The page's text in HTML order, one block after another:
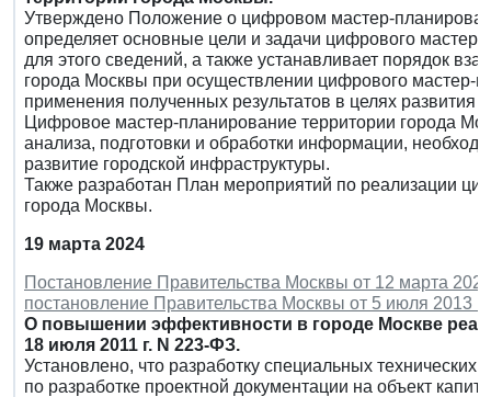
Утверждено Положение о цифровом мастер-
определяет основные цели и задачи цифрового
для этого сведений, а также устанавливает порядок
города Москвы при осуществлении цифрового мастер-
применения полученных результатов в целях развития
Цифровое мастер-планирование территории города
анализа, подготовки и обработки информации,
развитие городской инфраструктуры.
Также разработан План мероприятий по реализации
города Москвы.
19 марта 2024
Постановление Правительства Москвы от 12 марта
постановление Правительства Москвы от 5 июля 2013
О повышении эффективности в городе Москве
18 июля 2011 г. N 223-ФЗ.
Установлено, что разработку специальных технических
по разработке проектной документации на объект